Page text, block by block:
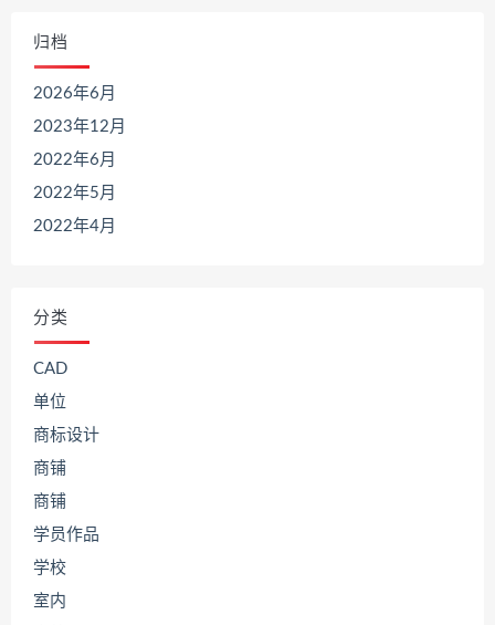
归档
2026年6月
2023年12月
2022年6月
2022年5月
2022年4月
分类
CAD
单位
商标设计
商铺
商铺
学员作品
学校
室内